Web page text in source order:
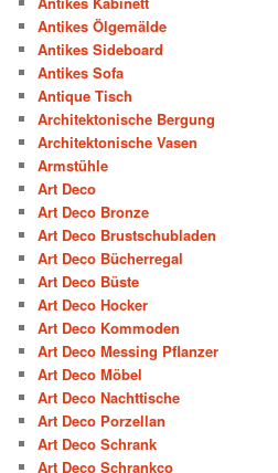
Antikes Ölgemälde
Antikes Sideboard
Antikes Sofa
Antique Tisch
Architektonische Bergung
Architektonische Vasen
Armstühle
Art Deco
Art Deco Bronze
Art Deco Brustschubladen
Art Deco Bücherregal
Art Deco Büste
Art Deco Hocker
Art Deco Kommoden
Art Deco Messing Pflanzer
Art Deco Möbel
Art Deco Nachttische
Art Deco Porzellan
Art Deco Schrank
Art Deco Schrankco